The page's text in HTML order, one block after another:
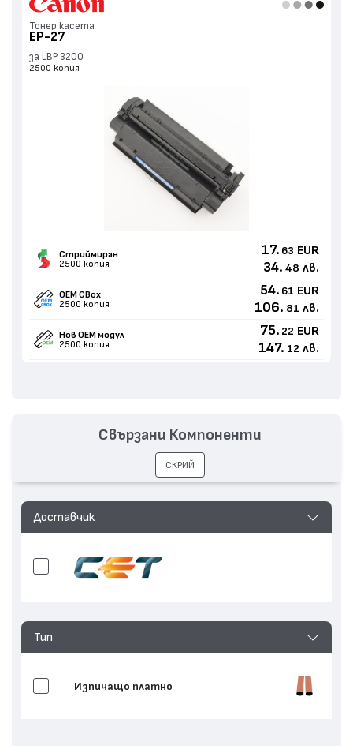
Тонер касета
EP-27
за LBP 3200
2500 копия
Стриймиран
2500 копия
17. 63 EUR
34. 48 лв.
OEM CBox
2500 копия
54. 61 EUR
106. 81 лв.
Нов ОЕМ модул
2500 копия
75. 22 EUR
147. 12 лв.
Доставчик
Тип
Изпичащо платно
Свързани Компоненти
СКРИЙ